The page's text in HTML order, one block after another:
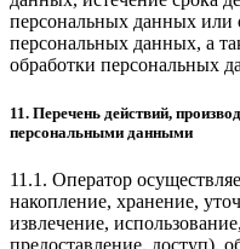
персональных данных или
персональных данных, а
обработки персональных
11. Перечень действий,
персональными данными
11.1. Оператор
накопление, хранение,
извлечение,
предоставление, доступ),